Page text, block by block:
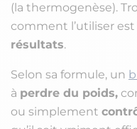
(la thermogenèse).
comment l’utiliser
résultats.
Selon sa formule, un
à perdre du poids,
ou simplement